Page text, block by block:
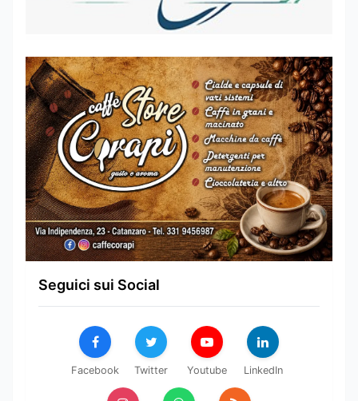
Seguici sui Social
Facebook Twitter Youtube LinkedIn